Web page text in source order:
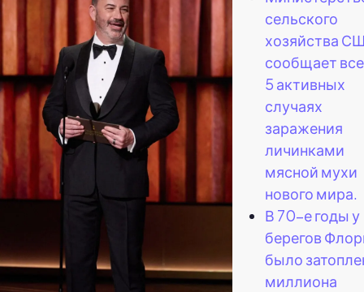
сельского
хозяйства
сообщает
5 активных
случаях
заражения
личинками
мясной мухи
нового мира.
В 70-е годы у
берегов
было
миллиона